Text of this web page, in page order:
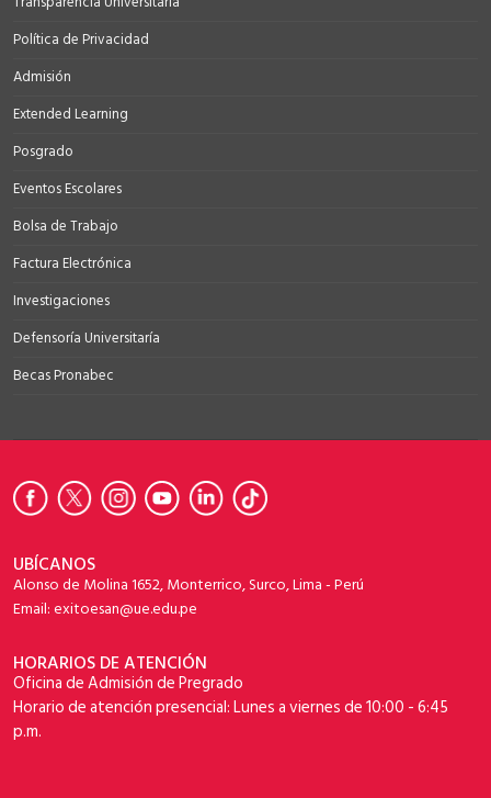
Política de Privacidad
Admisión
Extended Learning
Posgrado
Eventos Escolares
Bolsa de Trabajo
Factura Electrónica
Investigaciones
Defensoría Universitaría
Becas Pronabec
UBÍCANOS
Alonso de Molina 1652, Monterrico, Surco, Lima - Perú
Email: exitoesan@ue.edu.pe
HORARIOS DE ATENCIÓN
Oficina de Admisión de Pregrado
Horario de atención presencial: Lunes a viernes de 10:00 - 6:45
p.m.